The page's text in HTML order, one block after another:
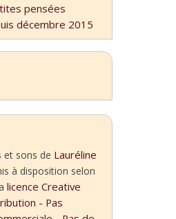
pensées
décembre 2015
et sons de Lauréline
à disposition selon
licence Creative
- Pas